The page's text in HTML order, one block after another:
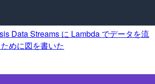
Data Streams に Lambda でデータを流
めに図を書いた